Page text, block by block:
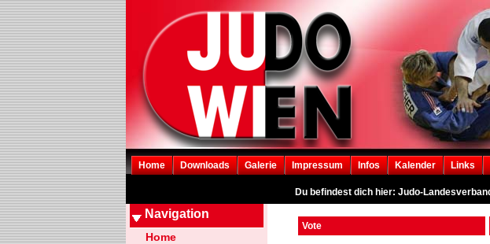
Home Downloads Galerie Impressum Infos Kalender Links
Du befindest dich hier: Judo-
Navigation
Home
Vote